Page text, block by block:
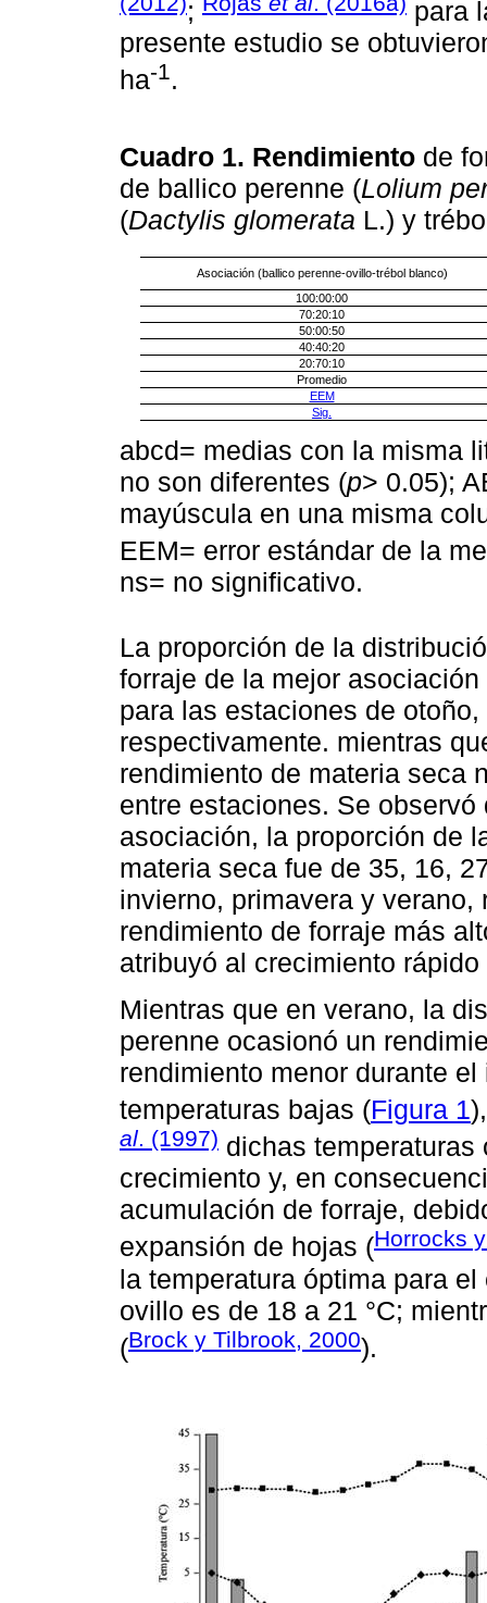
;
para
presente estudio se
ha-1.
Cuadro 1. Rendimiento de
de ballico perenne (Lolium
(Dactylis glomerata L.) y
Asociación (ballico perenne-ovillo-trébol blanco)
100:00:00
70:20:10
50:00:50
40:40:20
20:70:10
Promedio
EEM
Sig.
abcd= medias con la misma
no son diferentes (p> 0.05);
mayúscula en una misma
EEM= error estándar de la
ns= no significativo.
La proporción de la
forraje de la mejor
para las estaciones de
respectivamente. mientras
rendimiento de materia seca
entre estaciones. Se
asociación, la proporción de
materia seca fue de 35, 16,
invierno, primavera y verano,
rendimiento de forraje más
atribuyó al crecimiento
Mientras que en verano, la
perenne ocasionó un
rendimiento menor durante
temperaturas bajas (Figura 1
al. (1997) dichas
crecimiento y, en
acumulación de forraje,
expansión de hojas (Horrocks
la temperatura óptima para
ovillo es de 18 a 21 °C;
(Brock y Tilbrook, 2000).